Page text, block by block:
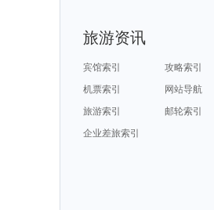
旅游资讯
宾馆索引
攻略索引
机票索引
网站导航
旅游索引
邮轮索引
企业差旅索引